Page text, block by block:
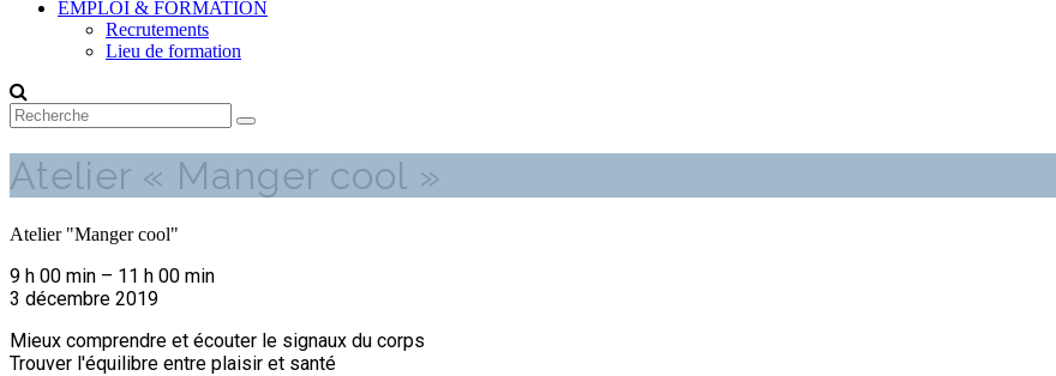
EMPLOI & FORMATION
Recrutements
Lieu de formation
Atelier « Manger cool »
Atelier "Manger cool"
9 h 00 min – 11 h 00 min
3 décembre 2019
Mieux comprendre et écouter le signaux du corps
Trouver l'équilibre entre plaisir et santé